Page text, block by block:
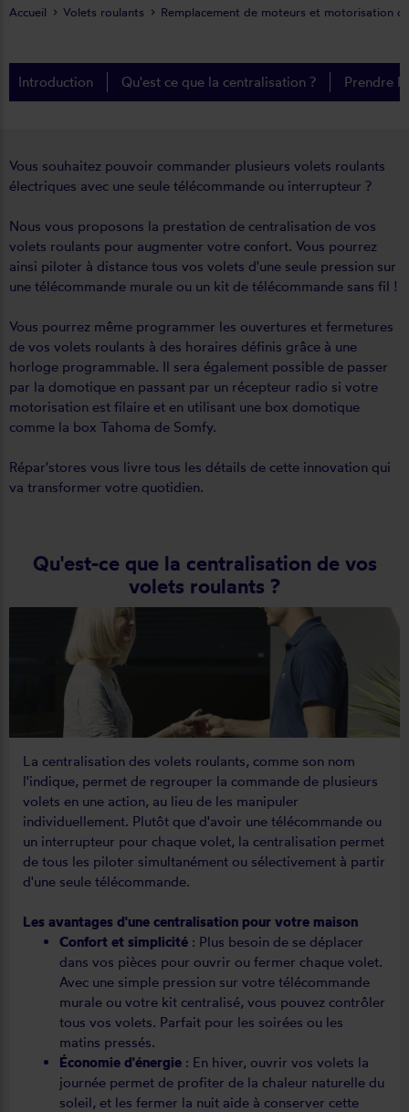
Introduction Qu'est ce que la centralisation ? Prendre
Vous souhaitez pouvoir commander plusieurs volets roulants
électriques avec une seule télécommande ou interrupteur ?
Nous vous proposons la prestation de centralisation de vos
volets roulants pour augmenter votre confort. Vous pourrez
ainsi piloter à distance tous vos volets d'une seule pression sur
une télécommande murale ou un kit de télécommande sans fil !
Vous pourrez même programmer les ouvertures et fermetures
de vos volets roulants à des horaires définis grâce à une
horloge programmable. Il sera également possible de passer
par la domotique en passant par un récepteur radio si votre
motorisation est filaire et en utilisant une box domotique
comme la box Tahoma de Somfy.
Répar'stores vous livre tous les détails de cette innovation qui
va transformer votre quotidien.
Qu'est-ce que la centralisation de vos
volets roulants ?
La centralisation des volets roulants, comme son nom
l'indique, permet de regrouper la commande de plusieurs
volets en une action, au lieu de les manipuler
individuellement. Plutôt que d'avoir une télécommande ou
un interrupteur pour chaque volet, la centralisation permet
de tous les piloter simultanément ou sélectivement à partir
d'une seule télécommande.
Les avantages d'une centralisation pour votre maison
Confort et simplicité : Plus besoin de se déplacer
dans vos pièces pour ouvrir ou fermer chaque volet.
Avec une simple pression sur votre télécommande
murale ou votre kit centralisé, vous pouvez contrôler
tous vos volets. Parfait pour les soirées ou les
matins pressés.
Économie d'énergie : En hiver, ouvrir vos volets la
journée permet de profiter de la chaleur naturelle du
soleil, et les fermer la nuit aide à conserver cette
Accueil Volets roulants Remplacement de moteurs et motorisation